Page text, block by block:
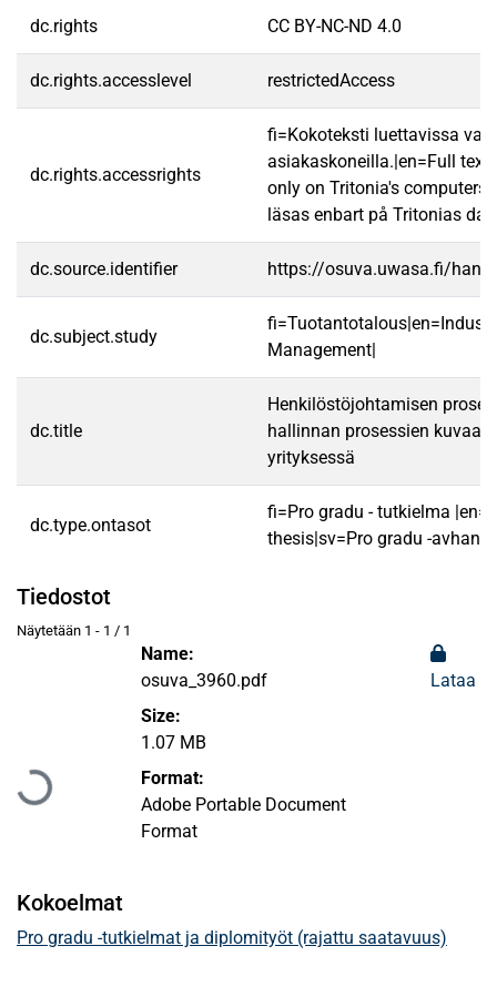
dc.rights CC BY-NC-ND 4.0
dc.rights.accesslevel restrictedAccess
dc.rights.accessrights
fi=Kokoteksti luettavissa
asiakaskoneilla.|en=Full text
only on Tritonia's
läsas enbart på Tritonias
dc.source.identifier https://osuva.uwasa.fi/
dc.subject.study
Management|
dc.title
Henkilöstöjohtamisen
hallinnan prosessien
yrityksessä
dc.type.ontasot
fi=Pro gradu - tutkielma
thesis|sv=Pro gradu -
Tiedostot
Näytetään 1 - 1 / 1
Ladataan...
Name:
osuva_3960.pdf
Size:
1.07 MB
Format:
Adobe Portable Document
Format
Lataa
Kokoelmat
Pro gradu -tutkielmat ja diplomityöt (rajattu saatavuus)